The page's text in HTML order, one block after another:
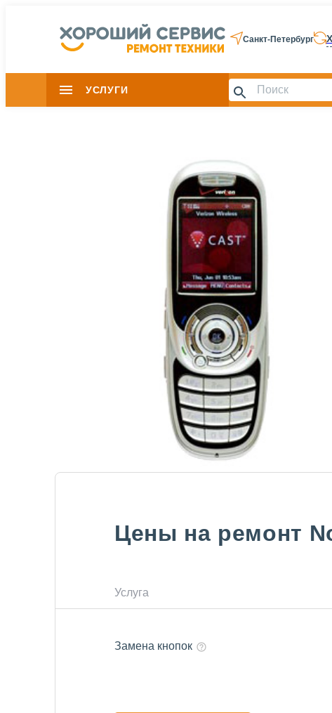
Санкт-Петербург
УСЛУГИ
Цены на ремонт
Услуга
Замена кнопок